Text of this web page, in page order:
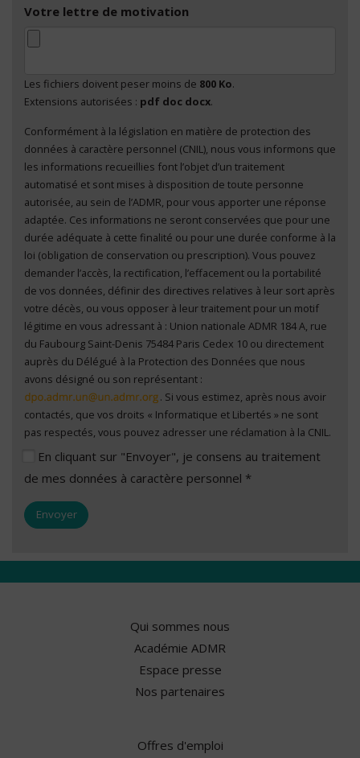
Votre lettre de motivation
Les fichiers doivent peser moins de 800 Ko.
Extensions autorisées : pdf doc docx.
En cliquant sur "Envoyer", je consens au traitement
de mes données à caractère personnel *
Conformément à la législation en matière de protection des
données à caractère personnel (CNIL), nous vous informons que
les informations recueillies font l’objet d’un traitement
automatisé et sont mises à disposition de toute personne
autorisée, au sein de l’ADMR, pour vous apporter une réponse
adaptée. Ces informations ne seront conservées que pour une
durée adéquate à cette finalité ou pour une durée conforme à la
loi (obligation de conservation ou prescription). Vous pouvez
demander l’accès, la rectification, l’effacement ou la portabilité
de vos données, définir des directives relatives à leur sort après
votre décès, ou vous opposer à leur traitement pour un motif
légitime en vous adressant à : Union nationale ADMR 184 A, rue
du Faubourg Saint-Denis 75484 Paris Cedex 10 ou directement
auprès du Délégué à la Protection des Données que nous
avons désigné ou son représentant :
. Si vous estimez, après nous avoir
contactés, que vos droits « Informatique et Libertés » ne sont
pas respectés, vous pouvez adresser une réclamation à la CNIL.
En cliquant sur "Envoyer", je consens au traitement
de mes données à caractère personnel *
Qui sommes nous
Académie ADMR
Espace presse
Nos partenaires
Offres d'emploi